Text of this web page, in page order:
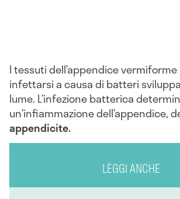
I tessuti dell’appendice
infettarsi a causa di batteri
lume. L’infezione batterica
un’infiammazione dell’appendice,
appendicite.
LEGGI ANCHE